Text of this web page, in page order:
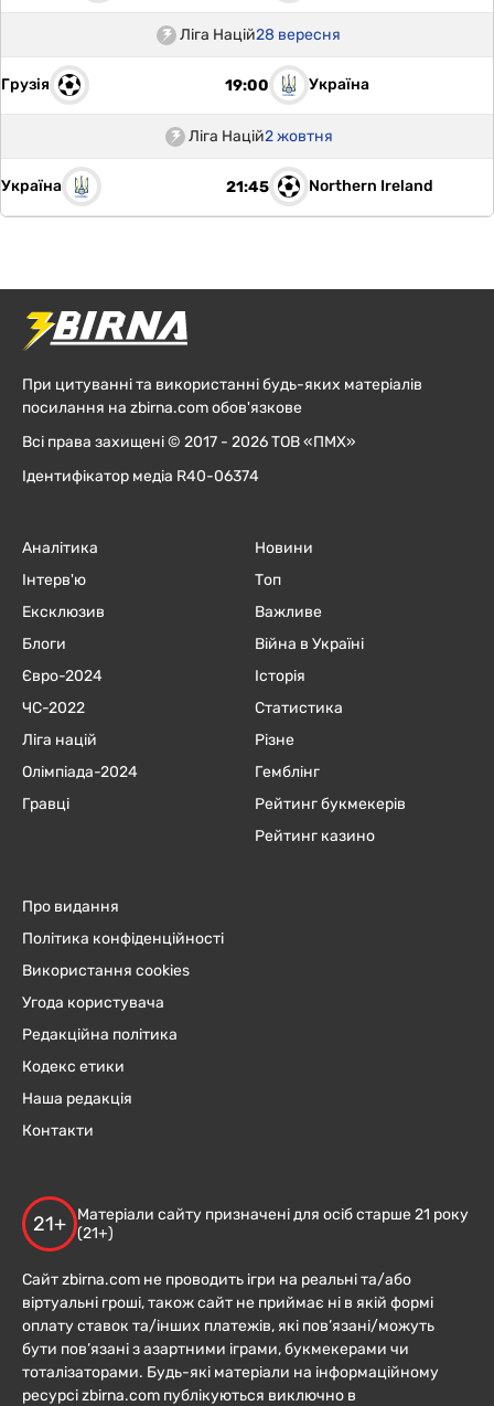
Ліга Націй28 вересня
Грузія 19:00 Україна
Ліга Націй2 жовтня
Україна 21:45 Northern Ireland
При цитуванні та використанні будь-яких матеріалів
посилання на zbirna.com обов'язкове
Всі права захищені © 2017 - 2026 ТОВ «ПМХ»
Ідентифікатор медіа R40-06374
Аналітика
Інтерв'ю
Ексклюзив
Блоги
Євро-2024
ЧC-2022
Ліга націй
Олімпіада-2024
Гравці
Новини
Топ
Важливе
Війна в Україні
Історія
Статистика
Різне
Гемблінг
Рейтинг букмекерів
Рейтинг казино
Про видання
Політика конфіденційності
Використання cookies
Угода користувача
Редакційна політика
Кодекс етики
Наша редакція
Контакти
21+
Матеріали сайту призначені для осіб старше 21 року
(21+)
Сайт zbirna.com не проводить ігри на реальні та/або
віртуальні гроші, також сайт не приймає ні в якій формі
оплату ставок та/інших платежів, які пов’язані/можуть
бути пов’язані з азартними іграми, букмекерами чи
тоталізаторами. Будь-які матеріали на інформаційному
ресурсі zbirna.com публікуються виключно в